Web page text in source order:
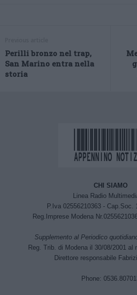
Perilli bronzo nel trap,
San Marino entra nella
storia
CHI SIAMO
Linea Radio
P.Iva 02556210363 - Cap.Soc.
Reg.Imprese Modena
Supplemento al Periodico
Reg. Trib. di Modena il 30/08/2001 al
Direttore responsabile
Phone: